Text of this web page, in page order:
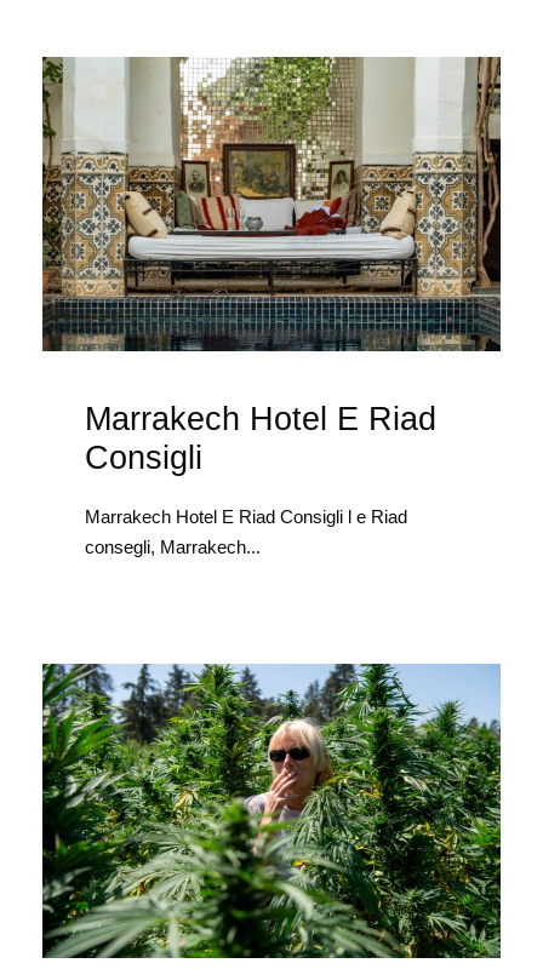
Marrakech Hotel E Riad
Consigli
Marrakech Hotel E Riad Consigli l e Riad
consegli, Marrakech...